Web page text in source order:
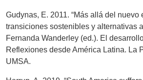
Gudynas, E. 2011. “Más allá del nuevo
transiciones sostenibles y alternativas
Fernanda Wanderley (ed.). El
Reflexiones desde América Latina. La
UMSA.